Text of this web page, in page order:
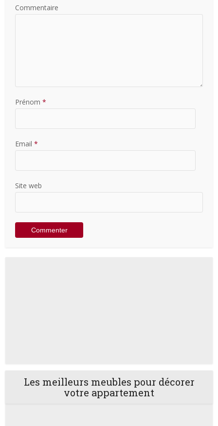
Commentaire
Prénom *
Email *
Site web
Les meilleurs meubles pour décorer
votre appartement